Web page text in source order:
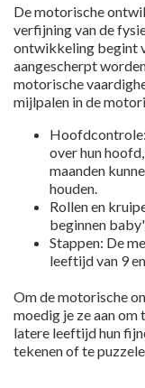
De motorische
verfijning van de
ontwikkeling begint
aangescherpt
motorische
mijlpalen in de
over hun
maanden
houden.
Rollen en
beginnen
Stappen: De
leeftijd van 9
Om de motorische
moedig je ze aan om
latere leeftijd hun
tekenen of te